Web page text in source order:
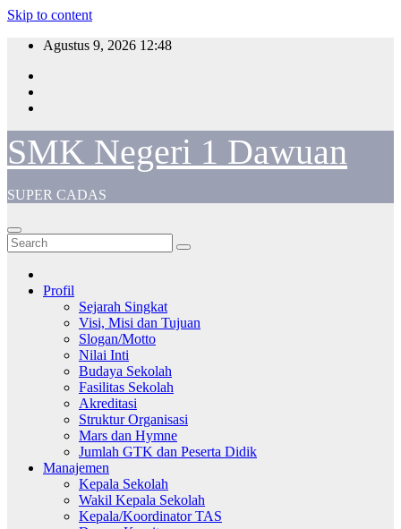
Skip to content
Agustus 9, 2026 12:48
SMK Negeri 1 Dawuan
SUPER CADAS
Profil
Sejarah Singkat
Visi, Misi dan Tujuan
Slogan/Motto
Nilai Inti
Budaya Sekolah
Fasilitas Sekolah
Akreditasi
Struktur Organisasi
Mars dan Hymne
Jumlah GTK dan Peserta Didik
Manajemen
Kepala Sekolah
Wakil Kepala Sekolah
Kepala/Koordinator TAS